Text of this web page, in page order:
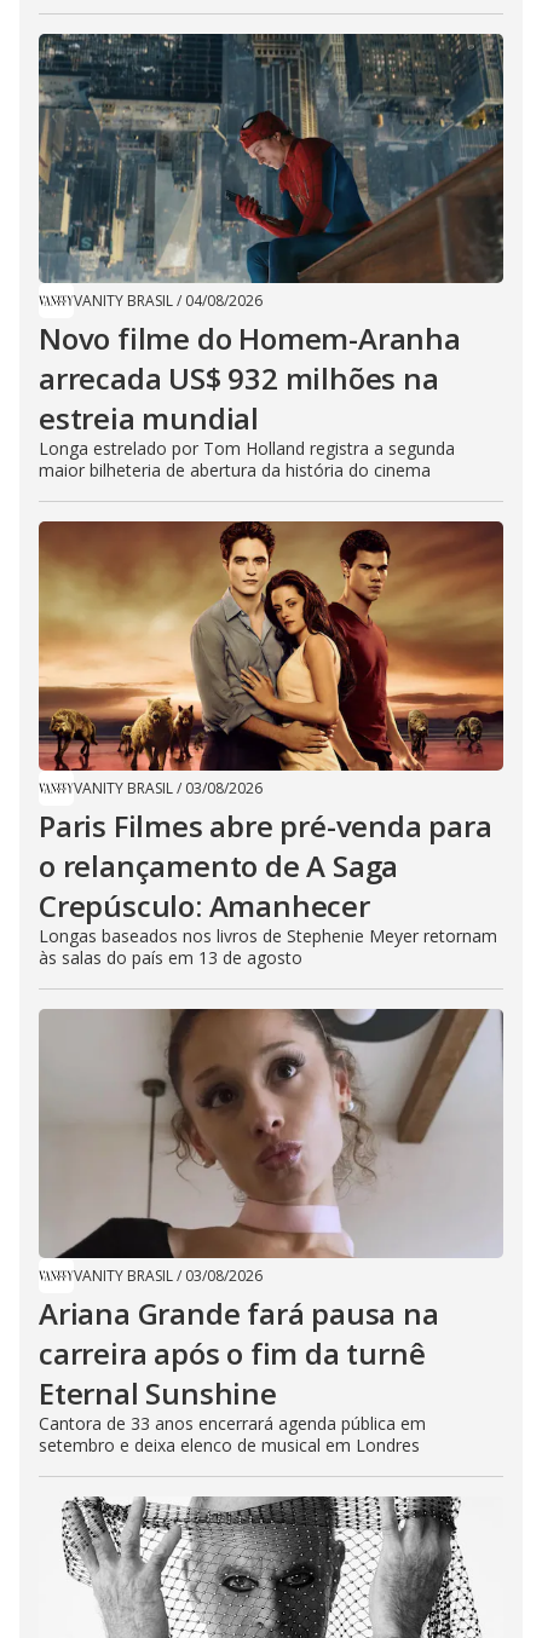
VANITY BRASIL/ 04/08/2026
Novo filme do Homem-Aranha
arrecada US$ 932 milhões na
estreia mundial
Longa estrelado por Tom Holland registra a segunda
maior bilheteria de abertura da história do cinema
VANITY BRASIL/ 03/08/2026
Paris Filmes abre pré-venda para
o relançamento de A Saga
Crepúsculo: Amanhecer
Longas baseados nos livros de Stephenie Meyer retornam
às salas do país em 13 de agosto
VANITY BRASIL/ 03/08/2026
Ariana Grande fará pausa na
carreira após o fim da turnê
Eternal Sunshine
Cantora de 33 anos encerrará agenda pública em
setembro e deixa elenco de musical em Londres